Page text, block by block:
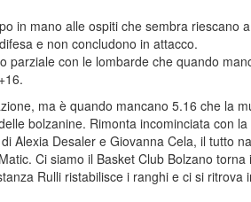
in mano alle ospiti che sembra riescano
e non concludono in attacco.
parziale con le lombarde che quando
ma è quando mancano 5.16 che la
bolzanine. Rimonta incominciata con
Alexia Desaler e Giovanna Cela, il tutto
Ci siamo il Basket Club Bolzano torna
Rulli ristabilisce i ranghi e ci si ritrova